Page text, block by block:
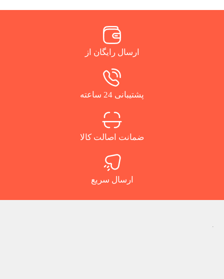
ارسال رایگان از
پشتیبانی 24 ساعته
ضمانت اصالت کالا
ارسال سریع
.